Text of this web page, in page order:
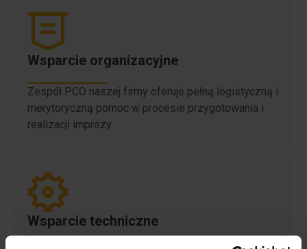
Wsparcie organizacyjne
Zespół PCO naszej firmy oferuje pełną logistyczną i
merytoryczną pomoc w procesie przygotowania i
realizacji imprezy.​​
Wsparcie techniczne